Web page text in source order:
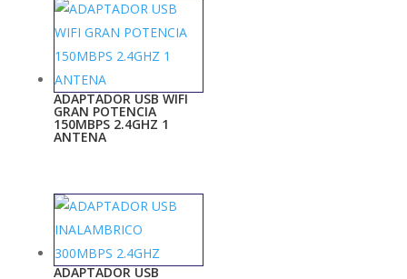
ADAPTADOR USB WIFI
GRAN POTENCIA
150MBPS 2.4GHZ 1
ANTENA
ADAPTADOR USB